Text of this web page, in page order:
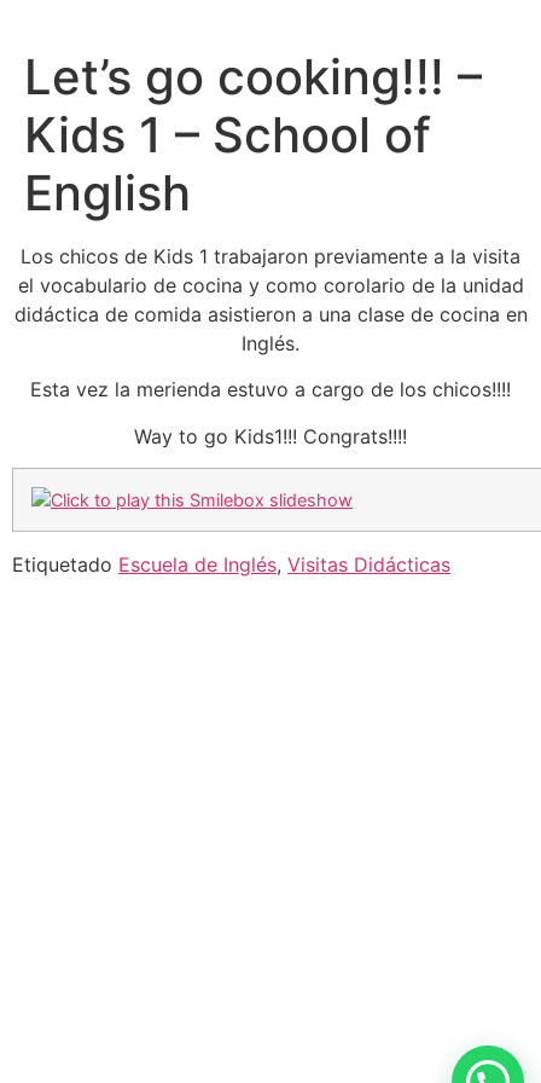
Let’s go cooking!!! –
Kids 1 – School of
English
Los chicos de Kids 1 trabajaron previamente a la visita
el vocabulario de cocina y como corolario de la unidad
didáctica de comida asistieron a una clase de cocina en
Inglés.
Esta vez la merienda estuvo a cargo de los chicos!!!!
Way to go Kids1!!! Congrats!!!!
Etiquetado Escuela de Inglés, Visitas Didácticas